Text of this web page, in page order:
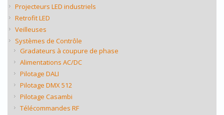
Projecteurs LED industriels
Retrofit LED
Veilleuses
Systèmes de Contrôle
Gradateurs à coupure de phase
Alimentations AC/DC
Pilotage DALI
Pilotage DMX 512
Pilotage Casambi
Télécommandes RF